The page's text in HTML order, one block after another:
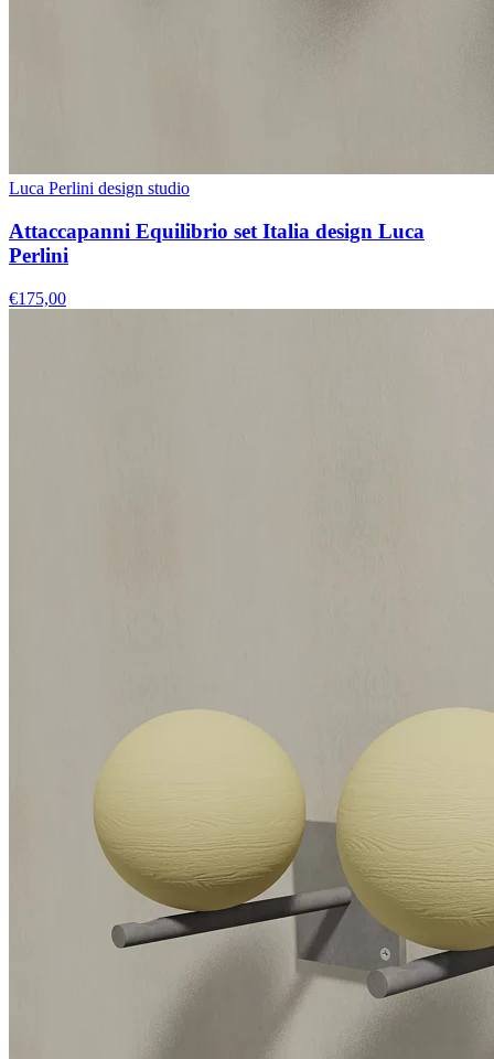
Luca Perlini design studio
Attaccapanni Equilibrio set Italia design Luca
Perlini
€175,00